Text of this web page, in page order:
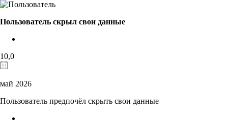
Пользователь скрыл свои данные
10,0
май 2026
Пользователь предпочёл скрыть свои данные